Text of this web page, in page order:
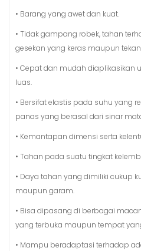
• Barang yang awet dan kuat.
• Tidak gampang robek, tahan
gesekan yang keras maupun
• Cepat dan mudah diaplikasikan
luas.
• Bersifat elastis pada suhu yang
panas yang berasal dari sinar
• Kemantapan dimensi serta
• Tahan pada suatu tingkat
• Daya tahan yang dimiliki cukup
maupun garam.
• Bisa dipasang di berbagai
yang terbuka maupun tempat
• Mampu beradaptasi terhadap